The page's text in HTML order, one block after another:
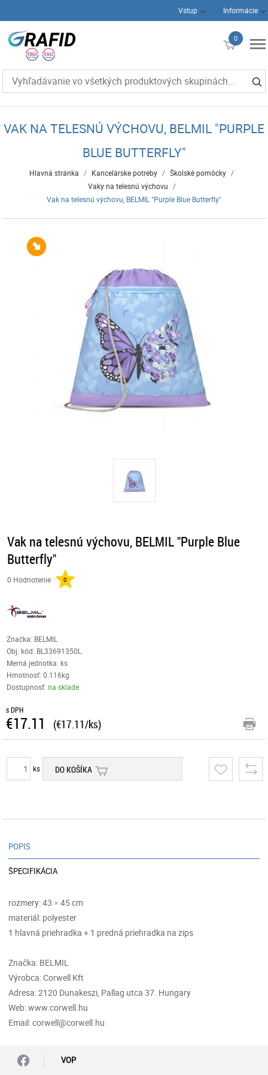
Vstup Informácie
0
€0
VAK NA TELESNÚ VÝCHOVU, BELMIL "PURPLE
BLUE BUTTERFLY"
Hlavná stránka / Kancelárske potreby / Školské pomôcky /
Vaky na telesnú výchovu /
Vak na telesnú výchovu, BELMIL "Purple Blue Butterfly"
Vak na telesnú výchovu, BELMIL "Purple Blue
Butterfly"
0 Hodnotenie 0
Značka: BELMIL
Obj. kód: BL33691350L
Merná jednotka: ks
Hmotnosť: 0.116kg
Dostupnosť:na sklade
s DPH
€17.11 (€17.11/ks)
ks DO KOŠÍKA
POPIS
ŠPECIFIKÁCIA
rozmery: 43 × 45 cm
materiál: polyester
1 hlavná priehradka + 1 predná priehradka na zips
Značka: BELMIL
Výrobca: Corwell Kft
Adresa: 2120 Dunakeszi, Pallag utca 37. Hungary
Web: www.corwell.hu
Email: corwell@corwell.hu
VOP